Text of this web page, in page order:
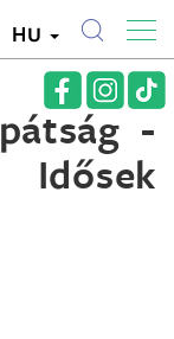
HU
-